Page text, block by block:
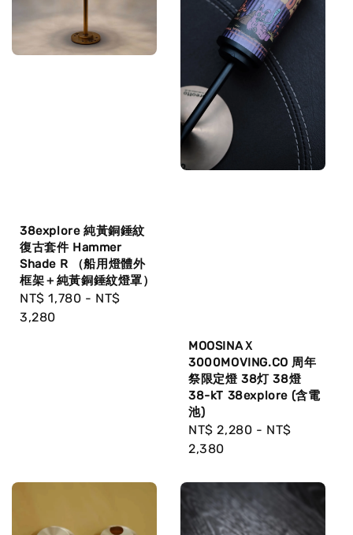
38explore 純黃銅錘紋
復古套件 Hammer
Shade R （船用燈體外
框架＋純黃銅錘紋燈罩）
Regular
price
NT$ 1,780 - NT$
3,280
MOOSINAＸ
3000MOVING.CO 周年
祭限定燈 38灯 38燈
38-kT 38explore (含電
池)
Regular
price
NT$ 2,280 - NT$
2,380